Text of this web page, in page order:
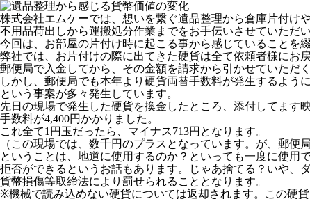
株式会社エムケーでは、想いを繋ぐ遺品整理から倉庫片付け
不用品荷出しから運搬処分作業までをお手伝いさせていただい
今回は、お部屋の片付け時に起こる事から感じていることを
弊社では、お片付けの際に出てきた硬貨は全て依頼者様にお
郵便局で入金してから、その金額を請求から引かせていただ
しかし、郵便局でも本年より硬貨両替手数料が発生するよう
という事案が多々発生しています。
先日の現場で発生した硬貨を換金したところ、添付してます
手数料が4,400円かかりました。
これ全て1円玉だったら、マイナス713円となります。
（この現場では、数千円のプラスとなっています。が、郵便
ということは、地道に使用するのか？といっても一度に使用
拒否ができるというお話もあります。じゃあ捨てる？いや、
貨幣損傷等取締法により罰せられることとなります。
※機械で読み込めない硬貨については返却されます。この硬